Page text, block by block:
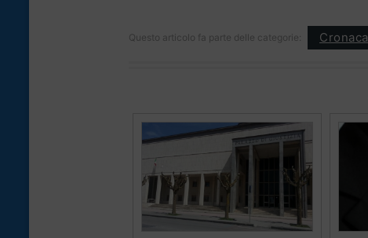
Questo articolo fa parte delle categorie: Cronaca